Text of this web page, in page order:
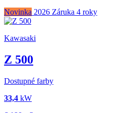
Novinka 2026 Záruka 4 roky
Kawasaki
Z 500
Dostupné farby
33,4 kW